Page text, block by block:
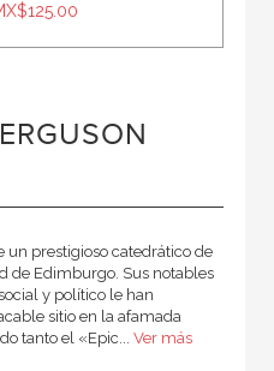
un prestigioso catedrático de
de Edimburgo. Sus notables
y político le han
sitio en la afamada
tanto el «Epic... Ver más